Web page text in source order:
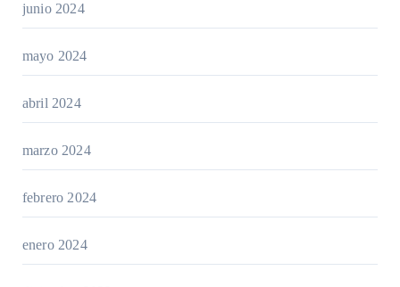
junio 2024
mayo 2024
abril 2024
marzo 2024
febrero 2024
enero 2024